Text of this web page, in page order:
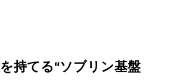
持てる“ソブリン基盤